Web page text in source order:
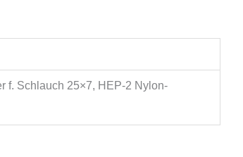
f. Schlauch 25×7, HEP-2 Nylon-